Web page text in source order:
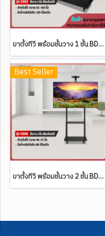
ขาตั้งทีวี พร้อมชั้นวาง 1 ชั้น BDEE รุ่น S902 (รองรับทีวี ขนาด 55-100 นิ้ว)
Best Seller
ขาตั้งทีวี พร้อมชั้นวาง 2 ชั้น BDEE รุ่น S900 (รองรับทีวี ขนาด 40-75 นิ้ว)